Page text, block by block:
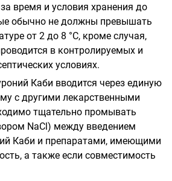
время и условия хранения до
обычно не должны превышать
от 2 до 8 °С, кроме случая,
в контролируемых и
условиях.
Каби вводится через единую
с другими лекарственными
тщательно промывать
NaCl) между введением
Каби и препаратами, имеющими
а также если совместимость